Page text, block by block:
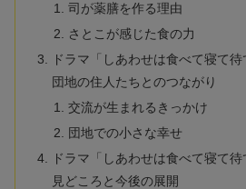
司が薬膳を作る理由
さとこが感じた食の力
ドラマ「しあわせは食べて寝て待
団地の住人たちとのつながり
交流が生まれるきっかけ
団地での小さな幸せ
ドラマ「しあわせは食べて寝て待
見どころと今後の展開